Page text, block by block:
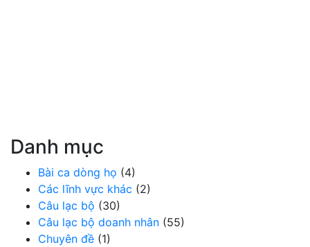
Danh mục
Bài ca dòng họ (4)
Các lĩnh vực khác (2)
Câu lạc bộ (30)
Câu lạc bộ doanh nhân (55)
Chuyên đề (1)